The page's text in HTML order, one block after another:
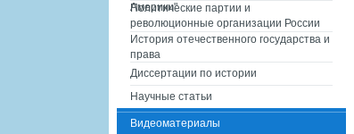
Америки"
Политические партии и
революционные организации России
История отечественного государства и
права
Диссертации по истории
Научные статьи
Видеоматериалы